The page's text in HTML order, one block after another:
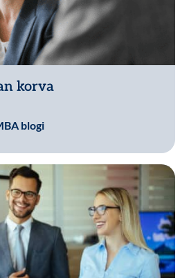
korva
blogi